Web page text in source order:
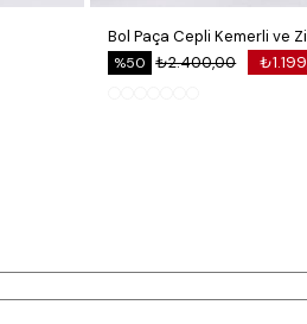
₺2.400,00
%50